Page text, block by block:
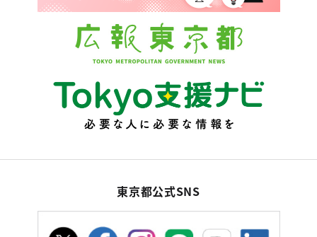
東京都公式SNS